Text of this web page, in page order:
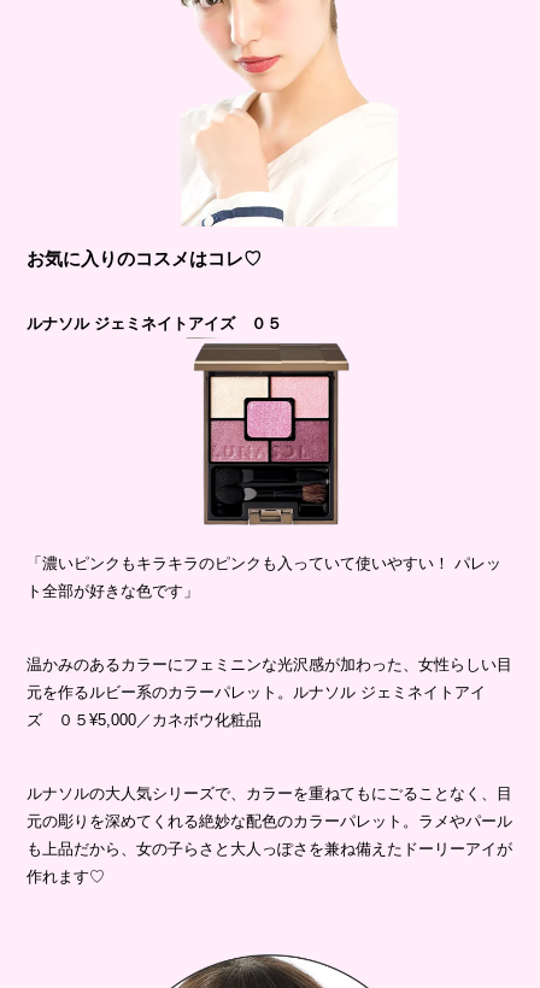
お気に入りのコスメはコレ♡
ルナソル ジェミネイトアイズ ０５
「濃いピンクもキラキラのピンクも入っていて使いやすい！ パレッ
ト全部が好きな色です」
温かみのあるカラーにフェミニンな光沢感が加わった、女性らしい目
元を作るルビー系のカラーパレット。ルナソル ジェミネイトアイ
ズ ０５¥5,000／カネボウ化粧品
ルナソルの大人気シリーズで、カラーを重ねてもにごることなく、目
元の彫りを深めてくれる絶妙な配色のカラーパレット。ラメやパール
も上品だから、女の子らさと大人っぽさを兼ね備えたドーリーアイが
作れます♡